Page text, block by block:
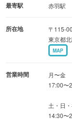
店。
幅広い年齢層の
場所を目指してい
皆様のお越しを
最寄駅 赤羽駅
所在地
〒115-
東京都
MAP
営業時間
月〜金
17:00〜
土・日
14:30〜